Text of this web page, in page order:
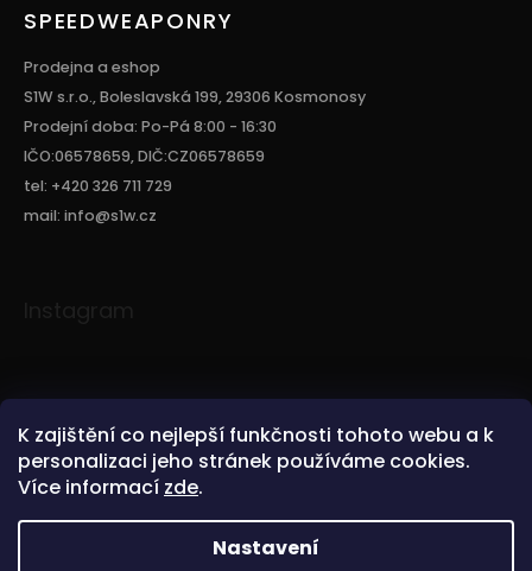
K zajištění co nejlepší funkčnosti tohoto webu a k
personalizaci jeho stránek používáme cookies.
Více informací zde.
Nastavení
SPEEDWEAPONRY
Prodejna a eshop
S1W s.r.o., Boleslavská 199, 29306 Kosmonosy
Prodejní doba: Po-Pá 8:00 - 16:30
IČO:06578659, DIČ:CZ06578659
tel: +420 326 711 729
mail: info@s1w.cz
S1W.CZ. Všechna práva vyhrazena.